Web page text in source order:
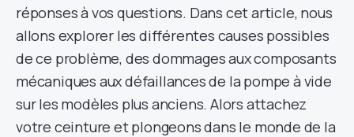
réponses à vos questions. Dans cet article, nous
allons explorer les différentes causes possibles
de ce problème, des dommages aux composants
mécaniques aux défaillances de la pompe à vide
sur les modèles plus anciens. Alors attachez
votre ceinture et plongeons dans le monde de la